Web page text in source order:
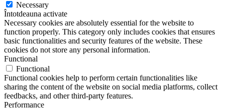
Necessary
Întotdeauna activate
Necessary cookies are absolutely essential for the website to
function properly. This category only includes cookies that ensures
basic functionalities and security features of the website. These
cookies do not store any personal information.
Functional
Functional
Functional cookies help to perform certain functionalities like
sharing the content of the website on social media platforms, collect
feedbacks, and other third-party features.
Performance